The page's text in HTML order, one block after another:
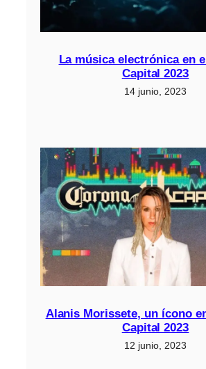
La música electrónica en
Capital 2023
14 junio, 2023
Alanis Morissete, un ícono
Capital 2023
12 junio, 2023